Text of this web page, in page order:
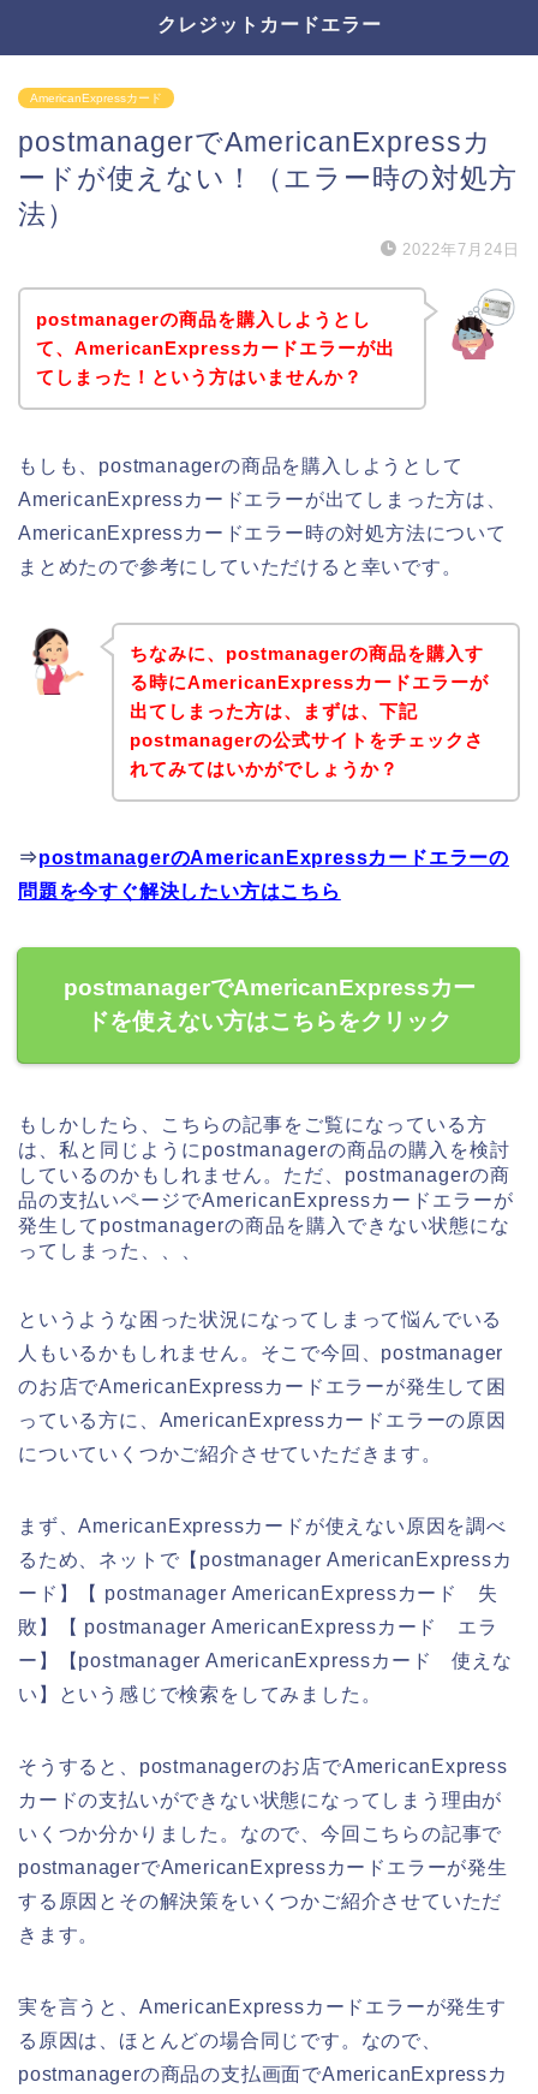
クレジットカードエラー
AmericanExpressカード
postmanagerでAmericanExpressカ
ードが使えない！（エラー時の対処方
法）
2022年7月24日
postmanagerの商品を購入しようとし
て、AmericanExpressカードエラーが出
てしまった！という方はいませんか？
もしも、postmanagerの商品を購入しようとして
AmericanExpressカードエラーが出てしまった方は、
AmericanExpressカードエラー時の対処方法について
まとめたので参考にしていただけると幸いです。
ちなみに、postmanagerの商品を購入す
る時にAmericanExpressカードエラーが
出てしまった方は、まずは、下記
postmanagerの公式サイトをチェックさ
れてみてはいかがでしょうか？
⇒postmanagerのAmericanExpressカードエラーの
問題を今すぐ解決したい方はこちら
postmanagerでAmericanExpressカー
ドを使えない方はこちらをクリック
もしかしたら、こちらの記事をご覧になっている方
は、私と同じようにpostmanagerの商品の購入を検討
しているのかもしれません。ただ、postmanagerの商
品の支払いページでAmericanExpressカードエラーが
発生してpostmanagerの商品を購入できない状態にな
ってしまった、、、
というような困った状況になってしまって悩んでいる
人もいるかもしれません。そこで今回、postmanager
のお店でAmericanExpressカードエラーが発生して困
っている方に、AmericanExpressカードエラーの原因
についていくつかご紹介させていただきます。
まず、AmericanExpressカードが使えない原因を調べ
るため、ネットで【postmanager AmericanExpressカ
ード】【 postmanager AmericanExpressカード 失
敗】【 postmanager AmericanExpressカード エラ
ー】【postmanager AmericanExpressカード 使えな
い】という感じで検索をしてみました。
そうすると、postmanagerのお店でAmericanExpress
カードの支払いができない状態になってしまう理由が
いくつか分かりました。なので、今回こちらの記事で
postmanagerでAmericanExpressカードエラーが発生
する原因とその解決策をいくつかご紹介させていただ
きます。
実を言うと、AmericanExpressカードエラーが発生す
る原因は、ほとんどの場合同じです。なので、
postmanagerの商品の支払画面でAmericanExpressカ